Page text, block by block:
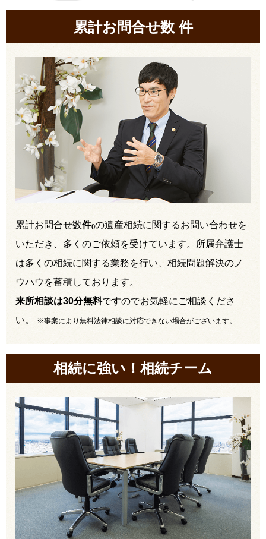
累計お問合せ数件
累計お問合せ数件()の遺産相続に関するお問い合わせを
いただき、多くのご依頼を受けています。所属弁護士
は多くの相続に関する業務を行い、相続問題解決のノ
ウハウを蓄積しております。
来所相談は30分無料ですのでお気軽にご相談くださ
い。
※事案により無料法律相談に対応できない場合がございます。
相続に強い！相続チーム